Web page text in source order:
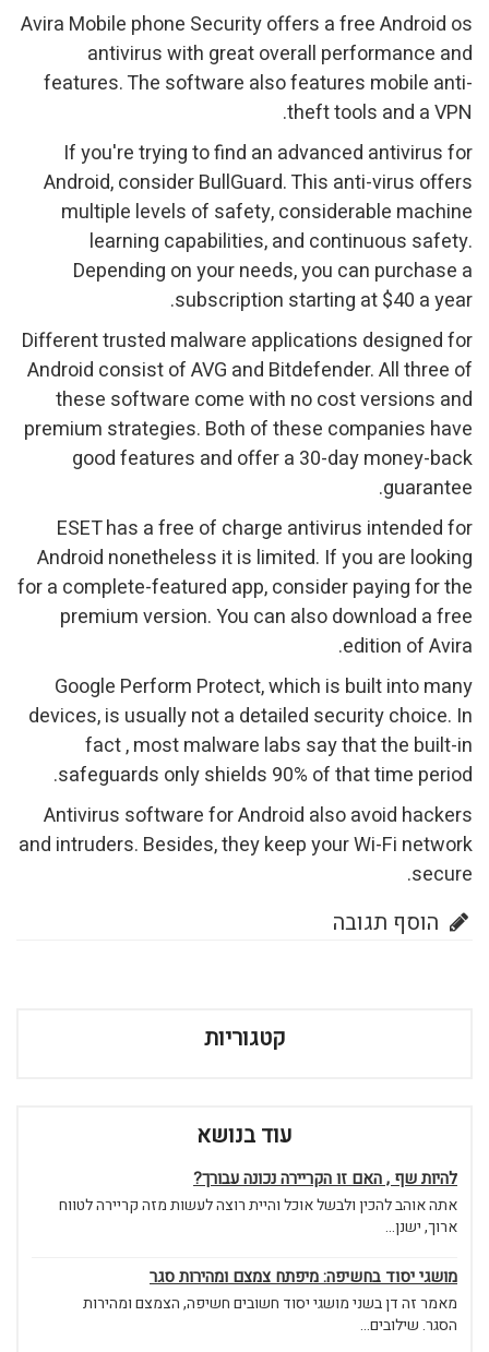
Avira Mobile phone Security offers a free Android os
antivirus with great overall performance and
features. The software also features mobile anti-
theft tools and a VPN.
If you're trying to find an advanced antivirus for
Android, consider BullGuard. This anti-virus offers
multiple levels of safety, considerable machine
learning capabilities, and continuous safety.
Depending on your needs, you can purchase a
subscription starting at $40 a year.
Different trusted malware applications designed for
Android consist of AVG and Bitdefender. All three of
these software come with no cost versions and
premium strategies. Both of these companies have
good features and offer a 30-day money-back
guarantee.
ESET has a free of charge antivirus intended for
Android nonetheless it is limited. If you are looking
for a complete-featured app, consider paying for the
premium version. You can also download a free
edition of Avira.
Google Perform Protect, which is built into many
devices, is usually not a detailed security choice. In
fact , most malware labs say that the built-in
safeguards only shields 90% of that time period.
Antivirus software for Android also avoid hackers
and intruders. Besides, they keep your Wi-Fi network
secure.
הוסף תגובה
קטגוריות
עוד בנושא
להיות שף , האם זו הקריירה נכונה עבורך?
אתה אוהב להכין ולבשל אוכל והיית רוצה לעשות מזה קריירה לטווח
ארוך, ישנן...
מושגי יסוד בחשיפה: מיפתח צמצם ומהירות סגר
מאמר זה דן בשני מושגי יסוד חשובים חשיפה, הצמצם ומהירות
הסגר. שילובים...